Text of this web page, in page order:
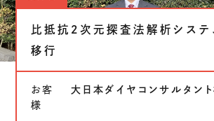
事業紹介製品ソリューション
J's Works ERP
FLEXSCHE
クラウドソリューション
受託開発
生成AIソリューション
比抵抗２次元探査法解析システ
移行
お客
様
大日本ダイヤコンサルタン